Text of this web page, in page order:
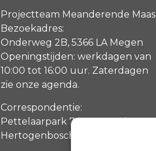
Projectteam Meanderende Maas
Bezoekadres:
Onderweg 2B, 5366 LA Megen
Openingstijden: werkdagen van
10:00 tot 16:00 uur. Zaterdagen
zie onze agenda.
Correspondentie:
Pettelaarpark 70, 5216 PP ‘s-
Hertogenbosch